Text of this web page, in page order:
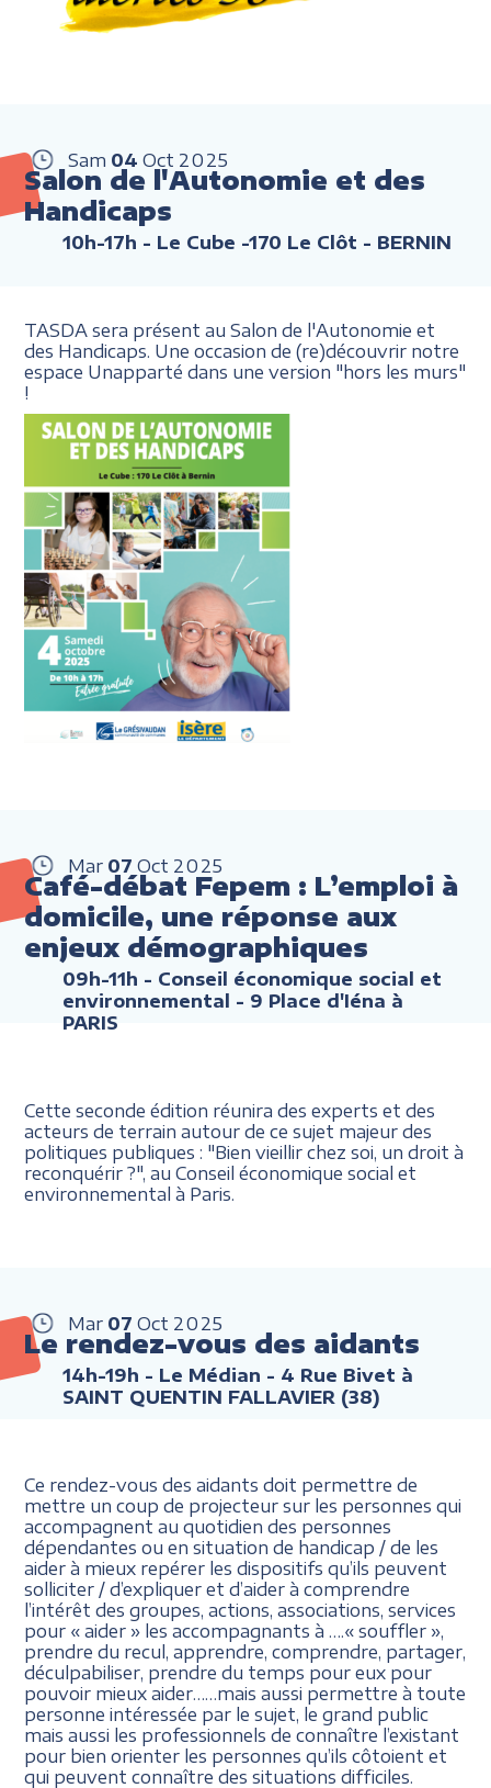
Sam 04 Oct 2025
Salon de l'Autonomie et des
Handicaps
10h-17h - Le Cube -170 Le Clôt - BERNIN
TASDA sera présent au Salon de l'Autonomie et
des Handicaps. Une occasion de (re)découvrir notre
espace Unapparté dans une version "hors les murs"
!
Mar 07 Oct 2025
Café-débat Fepem : L’emploi à
domicile, une réponse aux
enjeux démographiques
09h-11h - Conseil économique social et
environnemental - 9 Place d'Iéna à
PARIS
Cette seconde édition réunira des experts et des
acteurs de terrain autour de ce sujet majeur des
politiques publiques : "Bien vieillir chez soi, un droit à
reconquérir ?", au Conseil économique social et
environnemental à Paris.
Mar 07 Oct 2025
Le rendez-vous des aidants
14h-19h - Le Médian - 4 Rue Bivet à
SAINT QUENTIN FALLAVIER (38)
Ce rendez-vous des aidants doit permettre de
mettre un coup de projecteur sur les personnes qui
accompagnent au quotidien des personnes
dépendantes ou en situation de handicap / de les
aider à mieux repérer les dispositifs qu’ils peuvent
solliciter / d’expliquer et d’aider à comprendre
l’intérêt des groupes, actions, associations, services
pour « aider » les accompagnants à ….« souffler »,
prendre du recul, apprendre, comprendre, partager,
déculpabiliser, prendre du temps pour eux pour
pouvoir mieux aider……mais aussi permettre à toute
personne intéressée par le sujet, le grand public
mais aussi les professionnels de connaître l’existant
pour bien orienter les personnes qu’ils côtoient et
qui peuvent connaître des situations difficiles.